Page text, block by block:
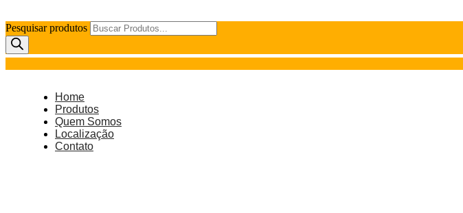
Pesquisar produtos
Home
Produtos
Quem Somos
Localização
Contato